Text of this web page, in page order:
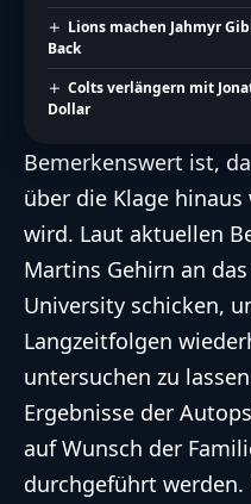
Lions machen Jahmyr
Back
Colts verlängern mit
Dollar
Bemerkenswert ist,
über die Klage
wird. Laut aktuellen
Martins Gehirn an
University schicken,
Langzeitfolgen
untersuchen zu
Ergebnisse der
auf Wunsch der
durchgeführt werden.